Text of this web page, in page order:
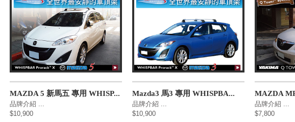
MAZDA 5 新馬五 專用 WHISP...
品牌介紹 ...
$10,900
Mazda3 馬3 專用 WHISPBA...
品牌介紹 ...
$10,900
MAZDA
品牌介紹 ...
$7,800